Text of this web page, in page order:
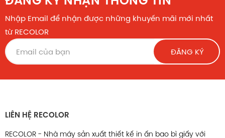
Nhập Email để nhận được những khuyến mãi mới nhất
từ RECOLOR
ĐĂNG KÝ
LIÊN HỆ RECOLOR
RECOLOR - Nhà máy sản xuất thiết kế in ấn bao bì giấy với